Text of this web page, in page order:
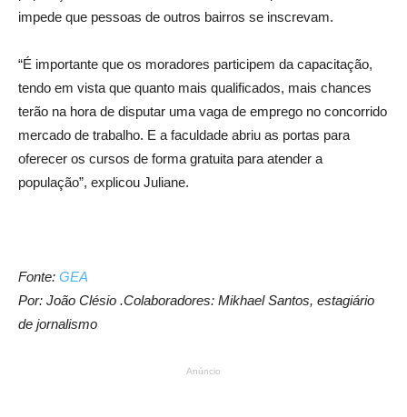
impede que pessoas de outros bairros se inscrevam.
“É importante que os moradores participem da capacitação,
tendo em vista que quanto mais qualificados, mais chances
terão na hora de disputar uma vaga de emprego no concorrido
mercado de trabalho. E a faculdade abriu as portas para
oferecer os cursos de forma gratuita para atender a
população”, explicou Juliane.
Fonte: GEA
Por: João Clésio .Colaboradores: Mikhael Santos, estagiário
de jornalismo
Anúncio